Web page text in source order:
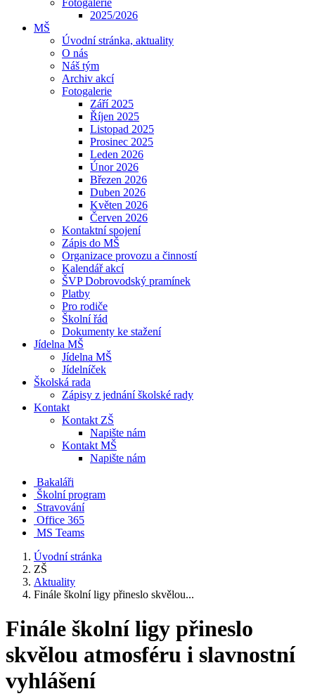
Fotogalerie
2025/2026
MŠ
Úvodní stránka, aktuality
O nás
Náš tým
Archiv akcí
Fotogalerie
Září 2025
Říjen 2025
Listopad 2025
Prosinec 2025
Leden 2026
Únor 2026
Březen 2026
Duben 2026
Květen 2026
Červen 2026
Kontaktní spojení
Zápis do MŠ
Organizace provozu a činností
Kalendář akcí
ŠVP Dobrovodský pramínek
Platby
Pro rodiče
Školní řád
Dokumenty ke stažení
Jídelna MŠ
Jídelna MŠ
Jídelníček
Školská rada
Zápisy z jednání školské rady
Kontakt
Kontakt ZŠ
Napište nám
Kontakt MŠ
Napište nám
Bakaláři
Školní program
Stravování
Office 365
MS Teams
Úvodní stránka
ZŠ
Aktuality
Finále školní ligy přineslo skvělou...
Finále školní ligy přineslo
skvělou atmosféru i slavnostní
vyhlášení